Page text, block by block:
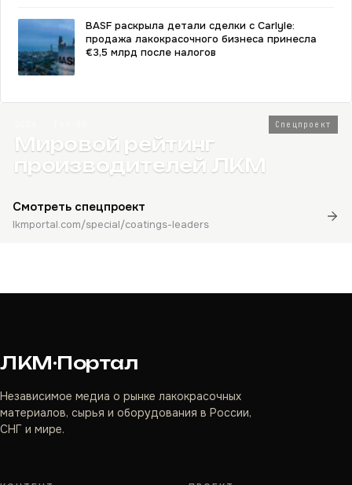
BASF раскрыла детали сделки с Carlyle:
продажа лакокрасочного бизнеса принесла
€3,5 млрд после налогов
Спецпроект
Мировой рейтинг
производителей ЛКМ
Смотреть спецпроект
lkmportal.com/special/coatings-leaders
ЛКМ·Портал
Независимое медиа о рынке лакокрасочных
материалов, сырья и оборудования в России,
СНГ и мире.